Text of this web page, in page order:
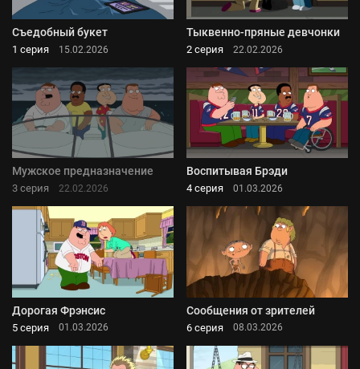
Съедобный букет
1 серия 15.02.2026
Тыквенно-пряные девчонки
2 серия 22.02.2026
Мужское предназначение
3 серия 22.02.2026
Воспитывая Брэди
4 серия 01.03.2026
Дорогая Фрэнсис
5 серия 01.03.2026
Сообщения от зрителей
6 серия 08.03.2026